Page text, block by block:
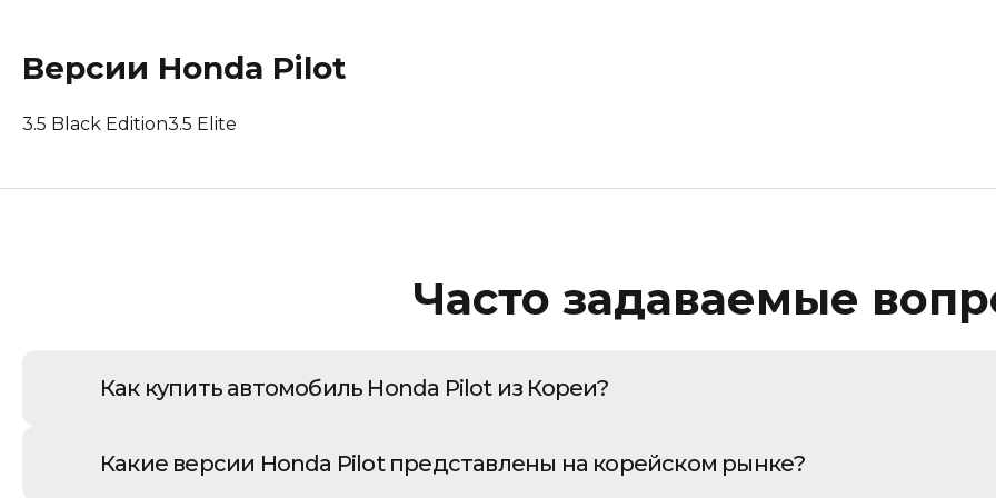
Peugeot
Rolls-Royce
Версии Honda Pilot
3.5 Black Edition3.5 Elite
Часто задаваемые
Как купить автомобиль Honda Pilot из Кореи?
регламенту внешнеэкономической деятельности и знание специфики азиатского авторынка.
Какие версии Honda Pilot представлены на корейском рынке?